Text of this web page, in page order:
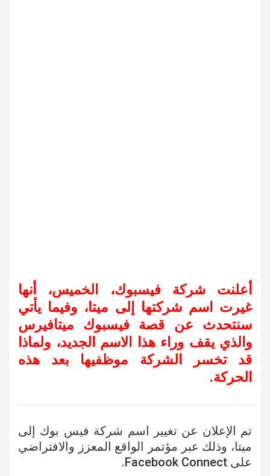
أعلنت شركة فيسبوك، الخميس، أنها
غيرت اسم شركتها إلى ميتا، وفيما يأتي
سنتحدث عن قصة فيسبوك ميتافيرس
والذي يقف وراء هذا الاسم الجديد، ولماذا
قد تخسر الشركة موظفيها بعد هذه
الحركة.
تم الإعلان عن تغيير اسم شركة فيس بوك إلى
ميتا، وذلك عبر مؤتمر الواقع المعزز والافتراضي
على Facebook Connect.